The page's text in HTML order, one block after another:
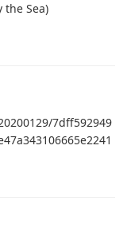
the Sea)
7dff592949